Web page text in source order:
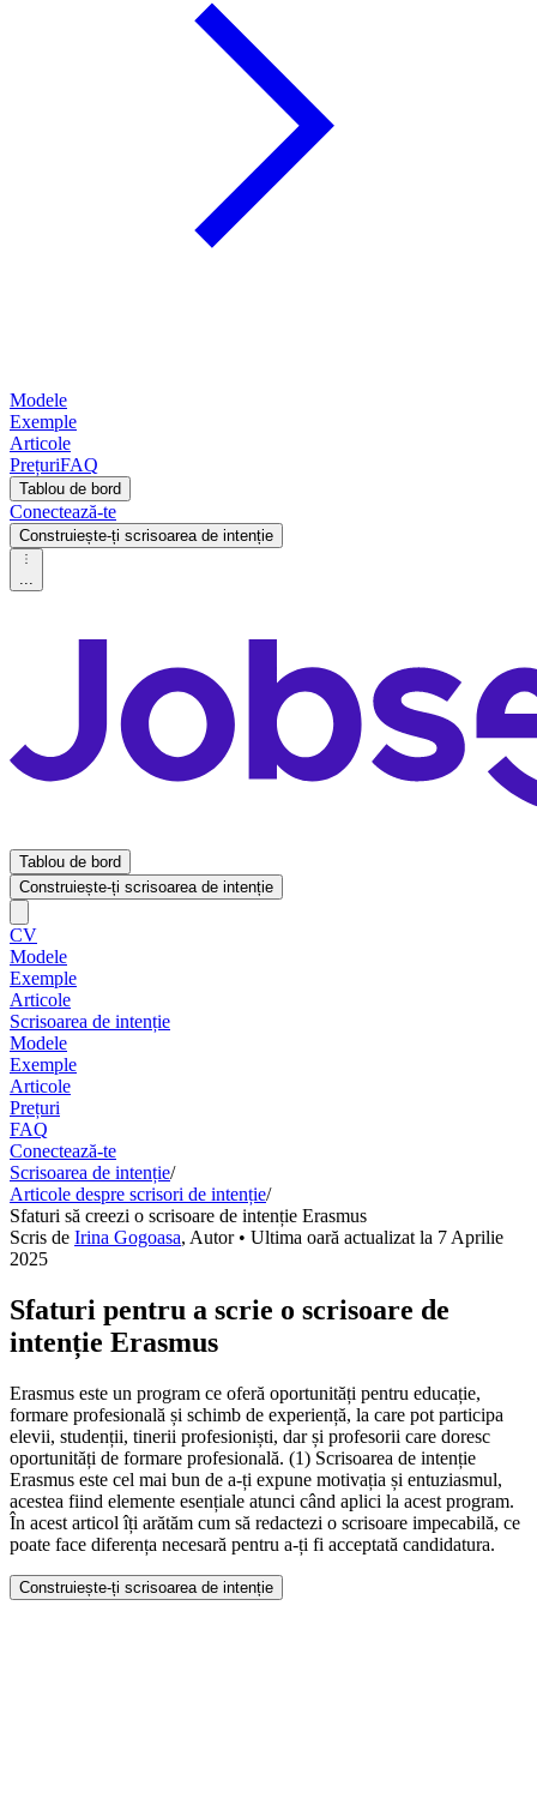
Modele
Exemple
Articole
PrețuriFAQ
Tablou de bord
Conectează-te
Construiește-ți scrisoarea de intenție
...
Tablou de bord
Construiește-ți scrisoarea de intenție
CV
Modele
Exemple
Articole
Scrisoarea de intenție
Modele
Exemple
Articole
Prețuri
FAQ
Conectează-te
Scrisoarea de intenție/
Articole despre scrisori de intenție/
Sfaturi să creezi o scrisoare de intenție Erasmus
Scris de Irina Gogoasa, Autor• Ultima oară actualizat la 7 Aprilie
2025
Sfaturi pentru a scrie o scrisoare de
intenție Erasmus
Erasmus este un program ce oferă oportunități pentru educație,
formare profesională și schimb de experiență, la care pot participa
elevii, studenții, tinerii profesioniști, dar și profesorii care doresc
oportunități de formare profesională. (1) Scrisoarea de intenție
Erasmus este cel mai bun de a-ți expune motivația și entuziasmul,
acestea fiind elemente esențiale atunci când aplici la acest program.
În acest articol îți arătăm cum să redactezi o scrisoare impecabilă, ce
poate face diferența necesară pentru a-ți fi acceptată candidatura.
Construiește-ți scrisoarea de intenție